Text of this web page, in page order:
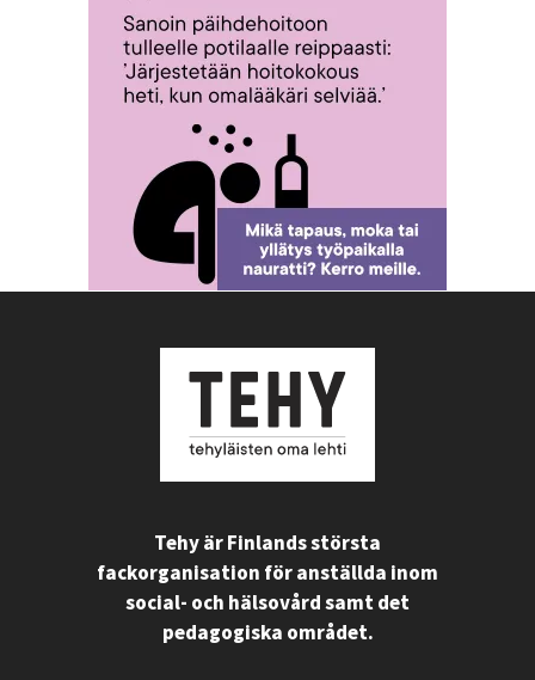
Tehy är Finlands största
fackorganisation för anställda inom
social- och hälsovård samt det
pedagogiska området.